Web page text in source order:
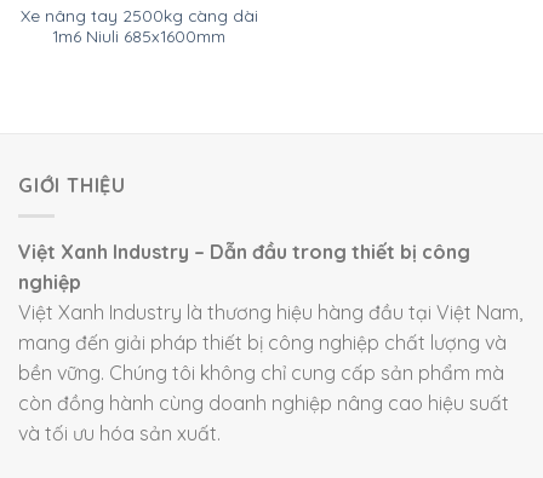
Xe nâng tay 2500kg càng dài
1m6 Niuli 685x1600mm
GIỚI THIỆU
Việt Xanh Industry – Dẫn đầu trong thiết bị công
nghiệp
Việt Xanh Industry là thương hiệu hàng đầu tại Việt Nam,
mang đến giải pháp thiết bị công nghiệp chất lượng và
bền vững. Chúng tôi không chỉ cung cấp sản phẩm mà
còn đồng hành cùng doanh nghiệp nâng cao hiệu suất
và tối ưu hóa sản xuất.